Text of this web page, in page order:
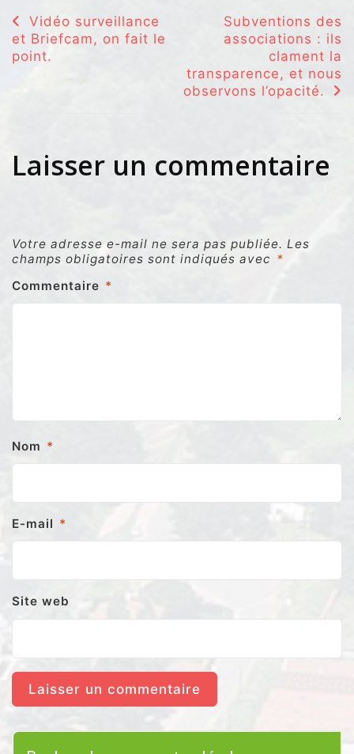
Navigation
de
l’article
Vidéo surveillance
et Briefcam, on fait le
point.
Subventions des
associations : ils
clament la
transparence, et nous
observons l’opacité.
Laisser un commentaire
Votre adresse e-mail ne sera pas publiée. Les
champs obligatoires sont indiqués avec *
Commentaire *
Nom *
E-mail *
Site web